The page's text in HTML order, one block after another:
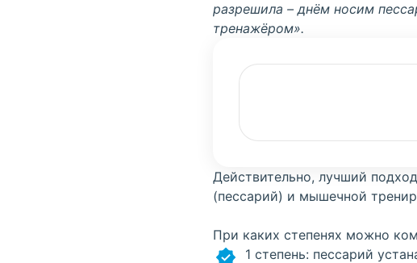
разрешила – днём носим
тренажёром».
Действительно, лучший
(пессарий) и мышечной
При каких степенях можно
1 степень: пессарий